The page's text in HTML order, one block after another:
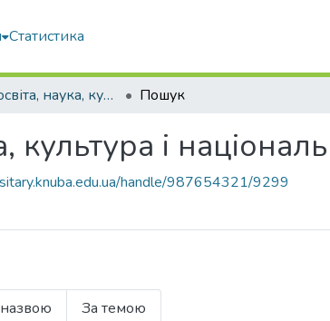
Статистика
Молодь, освіта, наука, культура і національна самосвідомість Пошук
і
handle/987654321/9299
За темою